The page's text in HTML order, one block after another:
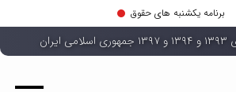
برنامه یکشنبه های حقوق